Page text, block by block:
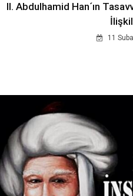
II. Abdulhamid Han´ın
11